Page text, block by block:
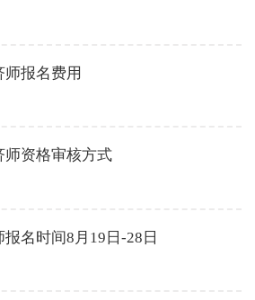
师报名费用
师资格审核方式
名时间8月19日-28日